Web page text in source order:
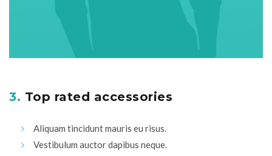
3. Top rated accessories
Aliquam tincidunt mauris eu risus.
Vestibulum auctor dapibus neque.